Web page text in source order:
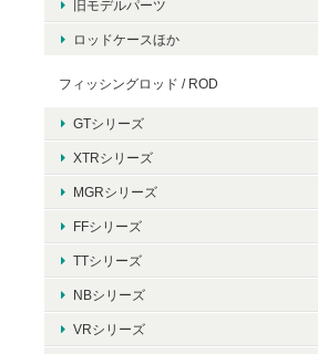
旧モデルパーツ
ロッドケースほか
フィッシングロッド / ROD
GTシリーズ
XTRシリーズ
MGRシリーズ
FFシリーズ
TTシリーズ
NBシリーズ
VRシリーズ